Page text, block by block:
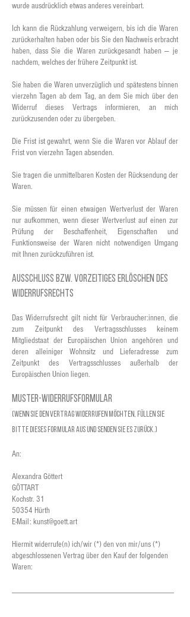
wurde ausdrücklich etwas anderes vereinbart.
Ich kann die Rückzahlung verweigern, bis ich die Waren
zurückerhalten haben oder bis Sie den Nachweis erbracht
haben, dass Sie die Waren zurückgesandt haben — je
nachdem, welches der frühere Zeitpunkt ist.
Sie haben die Waren unverzüglich und spätestens binnen
vierzehn Tagen ab dem Tag, an dem Sie mich über den
Widerruf dieses Vertrags informieren, an mich
zurückzusenden oder zu übergeben.
Die Frist ist gewahrt, wenn Sie die Waren vor Ablauf der
Frist von vierzehn Tagen absenden.
Sie tragen die unmittelbaren Kosten der Rücksendung der
Waren.
Sie müssen für einen etwaigen Wertverlust der Waren
nur aufkommen, wenn dieser Wertverlust auf einen zur
Prüfung der Beschaffenheit, Eigenschaften und
Funktionsweise der Waren nicht notwendigen Umgang
mit Ihnen zurückzuführen ist.
Ausschluss bzw. vorzeitiges Erlöschen des
Widerrufsrechts
Das Widerrufsrecht gilt nicht für Verbraucher:innen, die
zum Zeitpunkt des Vertragsschlusses keinem
Mitgliedstaat der Europäischen Union angehören und
deren alleiniger Wohnsitz und Lieferadresse zum
Zeitpunkt des Vertragsschlusses außerhalb der
Europäischen Union liegen.
Muster-Widerrufsformular
​(Wenn Sie den Vertrag widerrufen möchten, füllen Sie
bitte dieses Formular aus und senden Sie es zurück.)
An:
Alexandra Göttert
GÖTTART
Kochstr. 31
50354 Hürth
E-Mail: kunst@goett.art
Hiermit widerrufe(n) ich/wir (*) den von mir/uns (*)
abgeschlossenen Vertrag über den Kauf der folgenden
Waren: